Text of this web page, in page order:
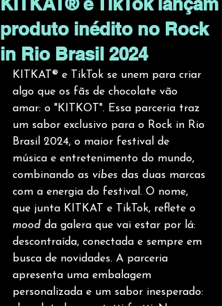
produto inédito no Rock
in Rio Brasil 2024
KITKAT® e TikTok se unem para criar
algo que os fãs de chocolate vão
amar: o "KITKOT". Essa parceria traz
um sabor exclusivo para o Rock in Rio
Brasil 2024, o maior festival de
música e entretenimento do mundo,
combinando as vibes das duas marcas
com a energia do festival. O nome,
que junta KITKAT e TikTok, reflete o
mood da galera que vai estar por lá:
descontraída, conectada e sempre em
busca de novidades. A parceria
apresenta uma embalagem
personalizada e um sabor inesperado: